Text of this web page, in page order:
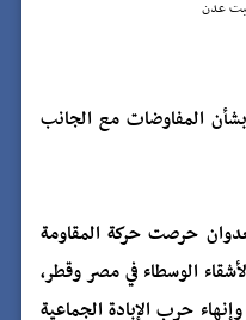
المفاوضات مع الجانب
حرصت حركة المقاومة
الوسطاء في مصر وقطر،
حرب الإبادة الجماعية